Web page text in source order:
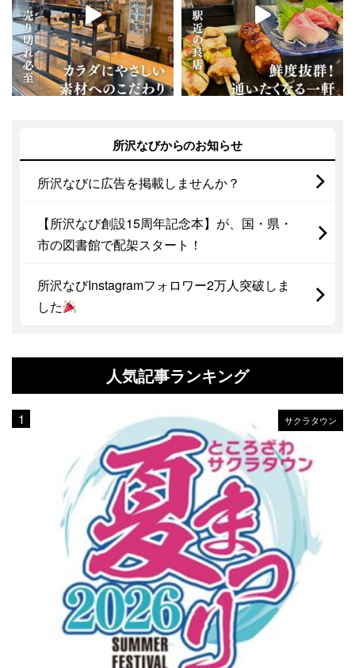
所沢なびからのお知らせ
所沢なびに広告を掲載しませんか？
【所沢なび創設15周年記念本】が、国・県・
市の図書館で配架スタート！
所沢なびInstagramフォロワー2万人突破しま
した
人気記事ランキング
サクラタウン